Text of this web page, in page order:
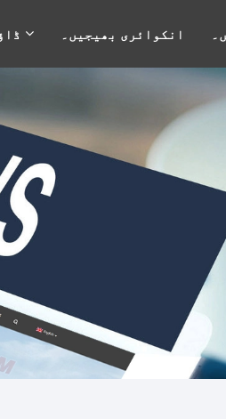
انکوائری بھیجیں۔